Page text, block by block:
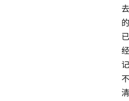
去
的
已
经
记
不
清